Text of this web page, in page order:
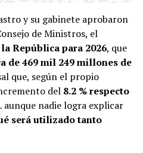
y su gabinete aprobaron
de Ministros, el
República para 2026, que
de 469 mil 249 millones de
que, según el propio
del 8.2 % respecto
nadie logra explicar
será utilizado tanto